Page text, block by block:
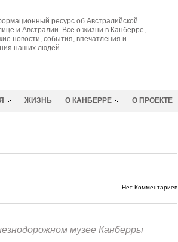
ресурс об Австралийской
и Австралии. Все о жизни в Канберре,
новости, события, впечатления и
наших людей.
ЖИЗНЬ О КАНБЕРРЕ О ПРОЕКТЕ
Нет Комментариев
музее Канберры